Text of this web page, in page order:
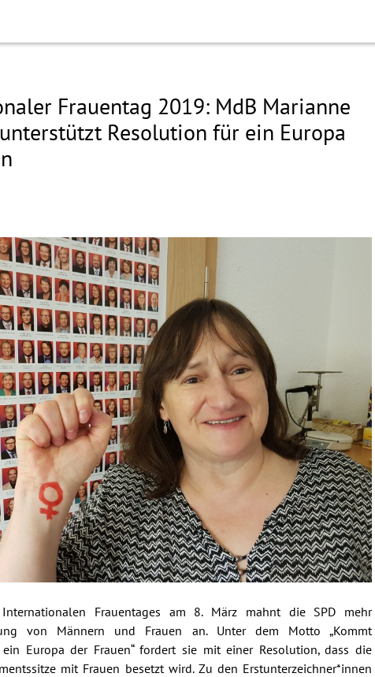
Frauentag 2019: MdB Marianne
Resolution für ein Europa
Frauentages am 8. März mahnt die SPD mehr
von Männern und Frauen an. Unter dem Motto „Kommt
Europa der Frauen“ fordert sie mit einer Resolution, dass die
mit Frauen besetzt wird. Zu den Erstunterzeichner*innen